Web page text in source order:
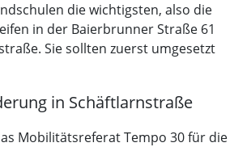
die wichtigsten, also die
in der Baierbrunner Straße 61
Sie sollten zuerst umgesetzt
in Schäftlarnstraße
Mobilitätsreferat Tempo 30 für die